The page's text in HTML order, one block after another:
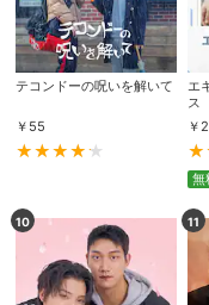
テコンドーの呪いを解いて
￥ 55
エ
ス
￥
無
10 11